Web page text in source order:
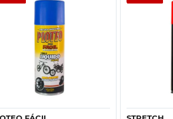
Vista rápida